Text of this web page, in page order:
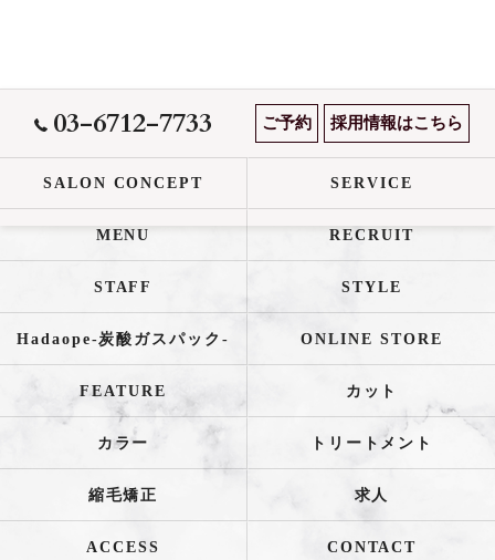
03-6712-7733 ご予約 採用情報はこちら
SALON CONCEPT SERVICE
MENU RECRUIT
STAFF STYLE
Hadaope-炭酸ガスパック- ONLINE STORE
FEATURE カット
カラー トリートメント
縮毛矯正 求人
ACCESS CONTACT